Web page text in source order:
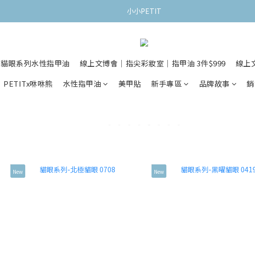
小小PETIT
貓眼系列水性指甲油 線上文博會｜指尖彩妝室｜指甲油 3件$999
線上
PETITx咻咻熊 水性指甲油 美甲貼 新手專區 品牌故事
New New